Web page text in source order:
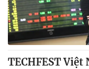
TECHFEST Việt